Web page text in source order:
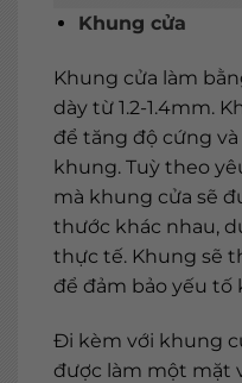
Khung cửa
Khung cửa làm
dày từ 1.2-1.4mm.
để tăng độ cứng
khung. Tuỳ theo
mà khung cửa sẽ
thước khác nhau,
thực tế. Khung sẽ
để đảm bảo yếu tố
Đi kèm với khung
được làm một mặt